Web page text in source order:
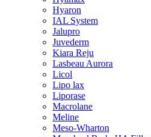
Hyaron
IAL System
Jalupro
Juvederm
Kiara Reju
Lasbeau Aurora
Licol
Lipo lax
Liporase
Macrolane
Meline
Meso-Wharton